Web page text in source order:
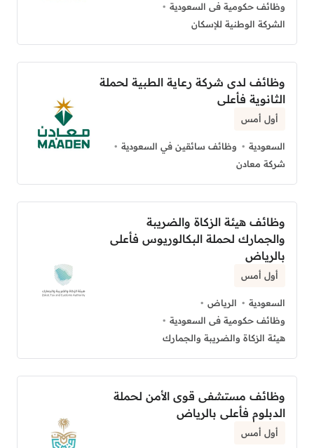
وظائف حكومية فى السعودية
الشركة الوطنية للإسكان
وظائف لدى شركة رعاية الطبية لحملة
الثانوية فأعلى
أول أمس
السعودية
وظائف سائقين في السعودية
شركة معادن
وظائف هيئة الزكاة والضريبة
والجمارك لحملة البكالوريوس فأعلى
بالرياض
أول أمس
السعودية
الرياض
وظائف حكومية فى السعودية
هيئة الزكاة والضريبة والجمارك
وظائف مستشفى قوى الأمن لحملة
الدبلوم فأعلى بالرياض
أول أمس